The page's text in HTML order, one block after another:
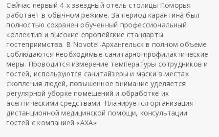
Сейчас первый 4-х звездный отель столицы Поморья
работает в обычном режиме. За период карантина был
полностью сохранен обученный профессиональный
коллектив и высокие европейские стандарты
гостеприимства. В Novotel-Архангельск в полном объеме
соблюдаются необходимые санитарно-профилактические
меры. Проводится измерение температуры сотрудников и
гостей, используются санитайзеры и маски в местах
скопления людей, повышенное внимание уделяется
регулярной уборке помещений и обработке их
асептическими средствами. Планируется организация
дистанционной медицинской помощи, консультации
гостей с компанией «AXA».